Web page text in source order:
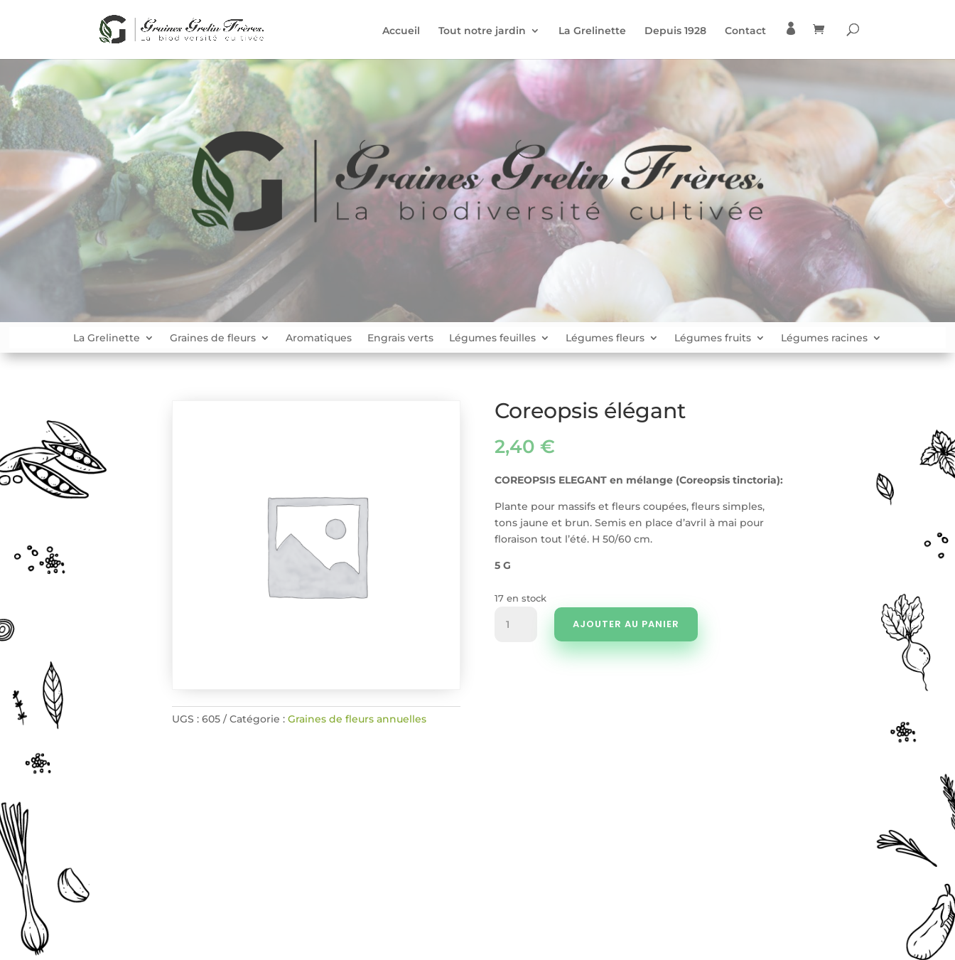
Accueil Tout notre jardin La Grelinette Depuis 1928 Contact 
La Grelinette Graines de fleurs Aromatiques Engrais verts Légumes feuilles Légumes fleurs Légumes fruits Légumes racines
UGS : 605 Catégorie : Graines de fleurs annuelles
Coreopsis élégant
2,40 €
COREOPSIS ELEGANT en mélange (Coreopsis tinctoria):
Plante pour massifs et fleurs coupées, fleurs simples,
tons jaune et brun. Semis en place d’avril à mai pour
floraison tout l’été. H 50/60 cm.
5 G
17 en stock
AJOUTER AU PANIER